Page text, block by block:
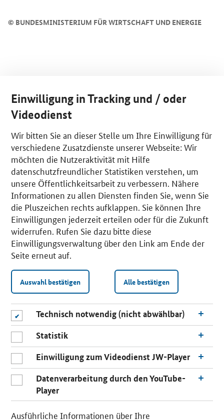
n
© BUNDESMINISTERIUM FÜR WIRTSCHAFT UND ENERGIE
Einwilligung in Tracking und / oder
Videodienst
Wir bitten Sie an dieser Stelle um Ihre Einwilligung für
verschiedene Zusatzdienste unserer Webseite: Wir
möchten die Nutzeraktivität mit Hilfe
datenschutzfreundlicher Statistiken verstehen, um
unsere Öffentlichkeitsarbeit zu verbessern. Nähere
Informationen zu allen Diensten finden Sie, wenn Sie
die Pluszeichen rechts aufklappen. Sie können Ihre
Einwilligungen jederzeit erteilen oder für die Zukunft
widerrufen. Rufen Sie dazu bitte diese
Einwilligungsverwaltung über den Link am Ende der
Seite erneut auf.
Auswahl bestätigen Alle bestätigen
Technisch notwendig (nicht abwählbar)
Statistik
Einwilligung zum Videodienst JW-Player
Datenverarbeitung durch den YouTube-
Player
Ausführliche Informationen über Ihre